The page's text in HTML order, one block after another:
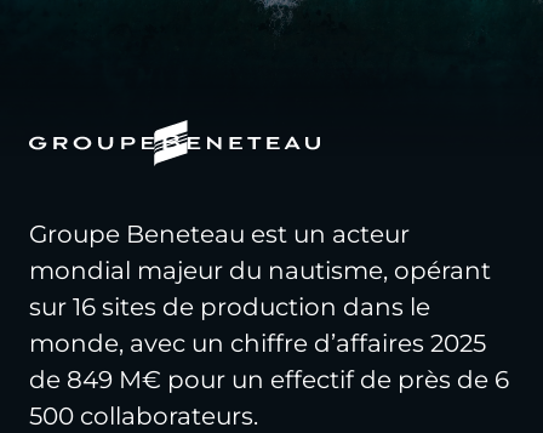
Groupe Beneteau est un acteur
mondial majeur du nautisme, opérant
sur 16 sites de production dans le
monde, avec un chiffre d’affaires 2025
de 849 M€ pour un effectif de près de 6
500 collaborateurs.